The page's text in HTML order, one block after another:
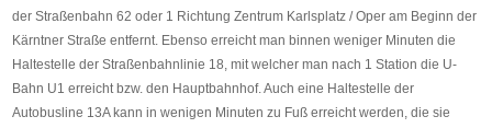
der Straßenbahn 62 oder 1 Richtung Zentrum Karlsplatz / Oper am Beginn der
Kärntner Straße entfernt. Ebenso erreicht man binnen weniger Minuten die
Haltestelle der Straßenbahnlinie 18, mit welcher man nach 1 Station die U-
Bahn U1 erreicht bzw. den Hauptbahnhof. Auch eine Haltestelle der
Autobusline 13A kann in wenigen Minuten zu Fuß erreicht werden, die sie